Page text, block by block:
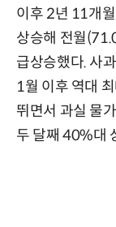
이후 2년 11개
상승해 전월
급상승했다. 사
1월 이후 역대
뛰면서 과실 물
두 달째 40%대